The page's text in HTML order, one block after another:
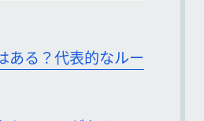
ある？代表的なルー